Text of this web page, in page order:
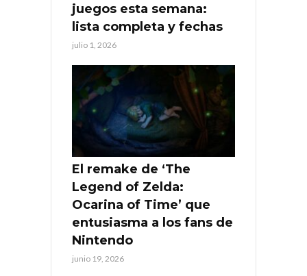
juegos esta semana:
lista completa y fechas
julio 1, 2026
El remake de ‘The
Legend of Zelda:
Ocarina of Time’ que
entusiasma a los fans de
Nintendo
junio 19, 2026